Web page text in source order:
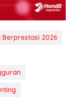
Berprestasi 2026